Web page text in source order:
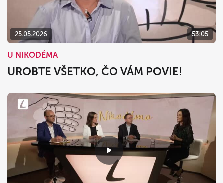
25.05.2026 53:05
U NIKODÉMA
UROBTE VŠETKO, ČO VÁM POVIE!